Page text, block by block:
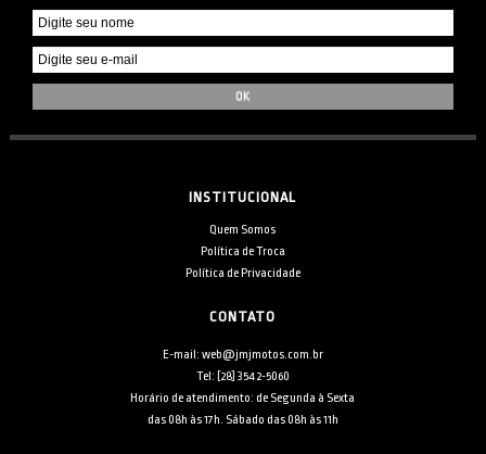
INSTITUCIONAL
Quem Somos
Política de Troca
Política de Privacidade
CONTATO
E-mail: web@jmjmotos.com.br
Tel: [28] 3542-5060
Horário de atendimento: de Segunda à Sexta
das 08h às 17h. Sábado das 08h às 11h